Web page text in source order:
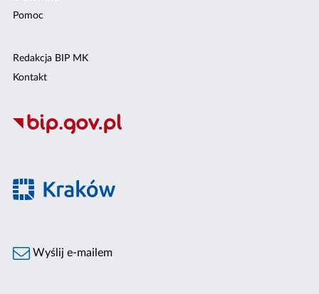
Pomoc
Redakcja BIP MK
Kontakt
Wyślij e-mailem